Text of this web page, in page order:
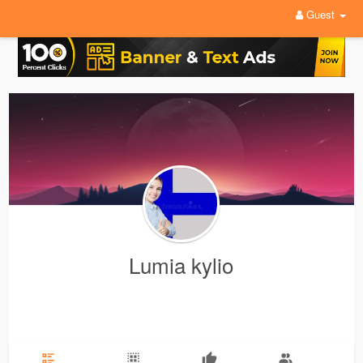
Guest
Lumia kylio